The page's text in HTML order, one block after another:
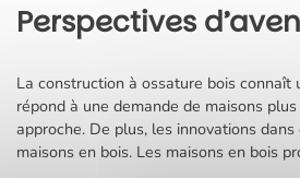
Perspectives
La construction à ossature bois
répond à une demande de maisons
approche. De plus, les innovations
maisons en bois. Les maisons en bois